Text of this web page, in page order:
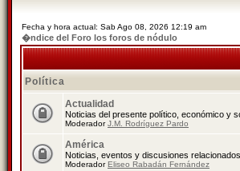
Fecha y hora actual: Sab Ago 08, 2026 12:19 am
�ndice del Foro los foros de nódulo
Política
Actualidad
Noticias del presente político, económico y
ModeradorJ.M. Rodríguez Pardo
América
Noticias, eventos y discusiones
ModeradorEliseo Rabadán Fernández